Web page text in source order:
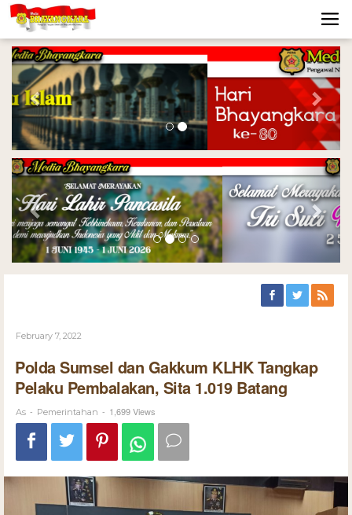
Previous Next
Previous Next
February 7, 2022
Polda Sumsel dan Gakkum KLHK Tangkap
Pelaku Pembalakan, Sita 1.019 Batang
As - Pemerintahan - 1,699 Views